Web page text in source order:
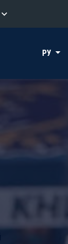
РУ